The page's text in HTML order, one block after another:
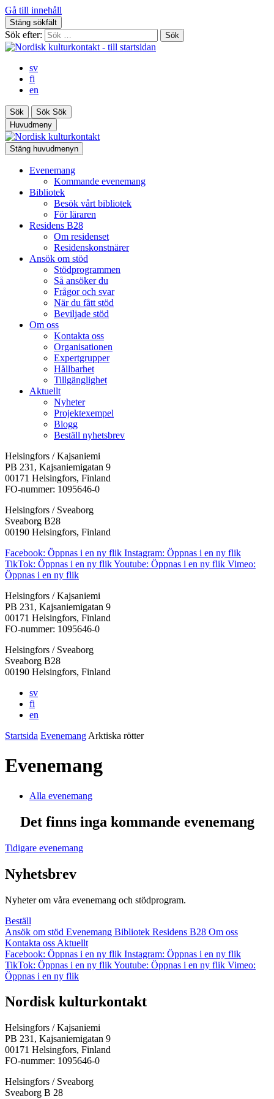
Gå till innehåll
Stäng sökfält
Sök efter:
sv
fi
en
Sök Sök Sök
Huvudmeny
Stäng huvudmenyn
Evenemang
Kommande evenemang
Bibliotek
Besök vårt bibliotek
För läraren
Residens B28
Om residenset
Residenskonstnärer
Ansök om stöd
Stödprogrammen
Så ansöker du
Frågor och svar
När du fått stöd
Beviljade stöd
Om oss
Kontakta oss
Organisationen
Expertgrupper
Hållbarhet
Tillgänglighet
Aktuellt
Nyheter
Projektexempel
Blogg
Beställ nyhetsbrev
Helsingfors / Kajsaniemi
PB 231, Kajsaniemigatan 9
00171 Helsingfors, Finland
FO-nummer: 1095646-0
Helsingfors / Sveaborg
Sveaborg B28
00190 Helsingfors, Finland
Facebook: Öppnas i en ny flik Instagram: Öppnas i en ny flik
TikTok: Öppnas i en ny flikYoutube: Öppnas i en ny flik Vimeo:
Öppnas i en ny flik
Helsingfors / Kajsaniemi
PB 231, Kajsaniemigatan 9
00171 Helsingfors, Finland
FO-nummer: 1095646-0
Helsingfors / Sveaborg
Sveaborg B28
00190 Helsingfors, Finland
sv
fi
en
Startsida Evenemang Arktiska rötter
Evenemang
Alla evenemang
Det finns inga kommande evenemang
Tidigare evenemang
Nyhetsbrev
Nyheter om våra evenemang och stödprogram.
Beställ
Ansök om stöd Evenemang Bibliotek Residens B28 Om oss
Kontakta oss Aktuellt
Facebook: Öppnas i en ny flik Instagram: Öppnas i en ny flik
TikTok: Öppnas i en ny flikYoutube: Öppnas i en ny flik Vimeo:
Öppnas i en ny flik
Nordisk kulturkontakt
Helsingfors / Kajsaniemi
PB 231, Kajsaniemigatan 9
00171 Helsingfors, Finland
FO-nummer: 1095646-0
Helsingfors / Sveaborg
Sveaborg B 28